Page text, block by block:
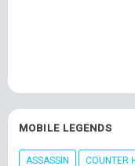
MOBILE LEGENDS
ASSASSIN COUNTER